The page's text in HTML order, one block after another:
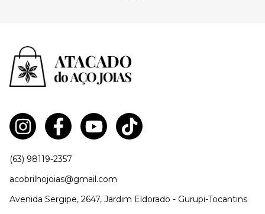
(63) 98119-2357
acobrilhojoias@gmail.com
Avenida Sergipe, 2647, Jardim Eldorado - Gurupi-Tocantins